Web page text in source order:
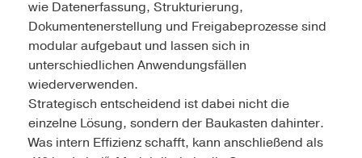
wie Datenerfassung, Strukturierung,
Dokumentenerstellung und Freigabeprozesse sind
modular aufgebaut und lassen sich in
unterschiedlichen Anwendungsfällen
wiederverwenden.
Strategisch entscheidend ist dabei nicht die
einzelne Lösung, sondern der Baukasten dahinter.
Was intern Effizienz schafft, kann anschließend als